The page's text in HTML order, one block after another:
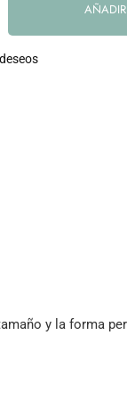
y la forma